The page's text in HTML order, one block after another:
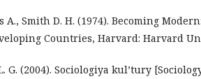
A., Smith D. H. (1974). Becoming
Countries, Harvard: Harvard
G. (2004). Sociologiya kul’tury